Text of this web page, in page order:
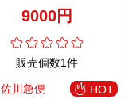
9000円
販売個数1件
佐川急便 HOT